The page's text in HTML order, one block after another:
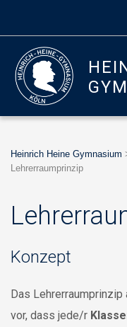
Heinrich Heine Gymnasium
Lehrerraumprinzip
Konzept
Das
vor, dass jede/r